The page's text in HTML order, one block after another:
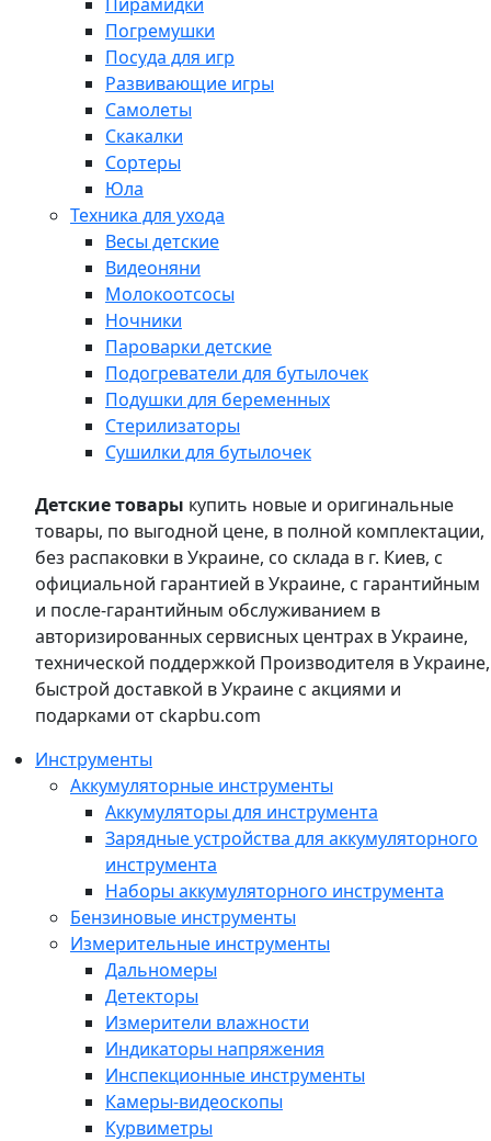
Погремушки
Посуда для игр
Развивающие игры
Самолеты
Скакалки
Сортеры
Юла
Техника для ухода
Весы детские
Видеоняни
Молокоотсосы
Ночники
Пароварки детские
Подогреватели для бутылочек
Подушки для беременных
Стерилизаторы
Сушилки для бутылочек
Детские товары купить новые и оригинальные
товары, по выгодной цене, в полной комплектации,
без распаковки в Украине, со склада в г. Киев, с
официальной гарантией в Украине, с гарантийным
и после-гарантийным обслуживанием в
авторизированных сервисных центрах в Украине,
технической поддержкой Производителя в Украине,
быстрой доставкой в Украине с акциями и
подарками от ckapbu.com
Инструменты
Аккумуляторные инструменты
Аккумуляторы для инструмента
Зарядные устройства для аккумуляторного
инструмента
Наборы аккумуляторного инструмента
Бензиновые инструменты
Измерительные инструменты
Дальномеры
Детекторы
Измерители влажности
Индикаторы напряжения
Инспекционные инструменты
Камеры-видеоскопы
Курвиметры